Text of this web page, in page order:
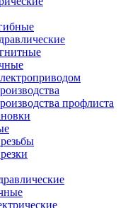
профлиста